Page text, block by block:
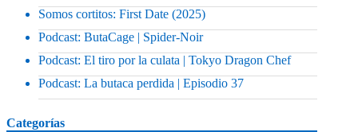
Somos cortitos: First Date (2025)
Podcast: ButaCage | Spider-Noir
Podcast: El tiro por la culata | Tokyo Dragon Chef
Podcast: La butaca perdida | Episodio 37
Categorías